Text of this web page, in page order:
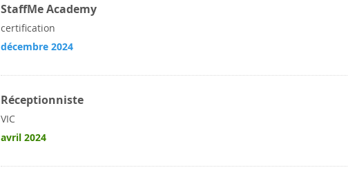
StaffMe Academy
certification
décembre 2024
Réceptionniste
VIC
avril 2024